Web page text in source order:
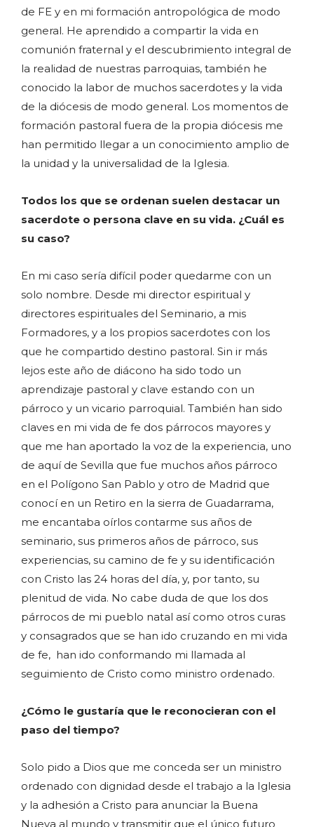
de FE y en mi formación antropológica de modo
general. He aprendido a compartir la vida en
comunión fraternal y el descubrimiento integral de
la realidad de nuestras parroquias, también he
conocido la labor de muchos sacerdotes y la vida
de la diócesis de modo general. Los momentos de
formación pastoral fuera de la propia diócesis me
han permitido llegar a un conocimiento amplio de
la unidad y la universalidad de la Iglesia.
Todos los que se ordenan suelen destacar un
sacerdote o persona clave en su vida. ¿Cuál es
su caso?
En mi caso sería difícil poder quedarme con un
solo nombre. Desde mi director espiritual y
directores espirituales del Seminario, a mis
Formadores, y a los propios sacerdotes con los
que he compartido destino pastoral. Sin ir más
lejos este año de diácono ha sido todo un
aprendizaje pastoral y clave estando con un
párroco y un vicario parroquial. También han sido
claves en mi vida de fe dos párrocos mayores y
que me han aportado la voz de la experiencia, uno
de aquí de Sevilla que fue muchos años párroco
en el Polígono San Pablo y otro de Madrid que
conocí en un Retiro en la sierra de Guadarrama,
me encantaba oírlos contarme sus años de
seminario, sus primeros años de párroco, sus
experiencias, su camino de fe y su identificación
con Cristo las 24 horas del día, y, por tanto, su
plenitud de vida. No cabe duda de que los dos
párrocos de mi pueblo natal así como otros curas
y consagrados que se han ido cruzando en mi vida
de fe, han ido conformando mi llamada al
seguimiento de Cristo como ministro ordenado.
¿Cómo le gustaría que le reconocieran con el
paso del tiempo?
Solo pido a Dios que me conceda ser un ministro
ordenado con dignidad desde el trabajo a la Iglesia
y la adhesión a Cristo para anunciar la Buena
Nueva al mundo y transmitir que el único futuro